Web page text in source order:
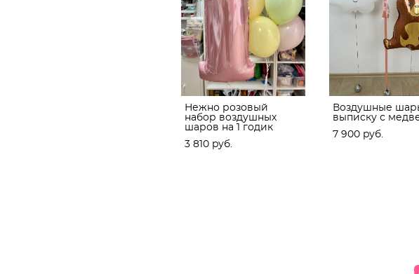
Нежно розовый
набор воздушных
шаров на 1 годик
3 810 pуб.
Воздушные
выписку с
7 900 pуб.